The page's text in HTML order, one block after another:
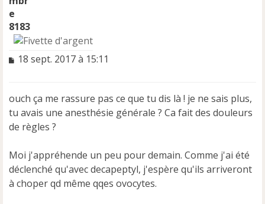
8183
M
a
g
e
n
l
u
18 sept. 2017 à 15:11
ouch ça me rassure pas ce que tu dis là ! je ne sais plus,
tu avais une anesthésie générale ? Ca fait des douleurs
de règles ?
Moi j'appréhende un peu pour demain. Comme j'ai été
déclenché qu'avec decapeptyl, j'espère qu'ils arriveront
à choper qd même qqes ovocytes.